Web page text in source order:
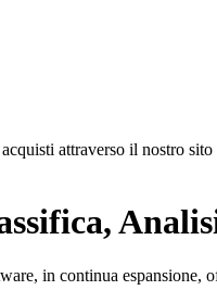
attraverso il nostro
in continua espansione,